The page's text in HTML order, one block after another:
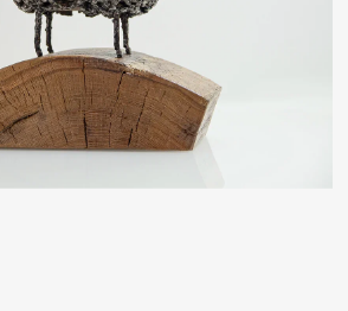
Художники
Услуги